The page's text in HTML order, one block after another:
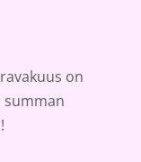
on
summan